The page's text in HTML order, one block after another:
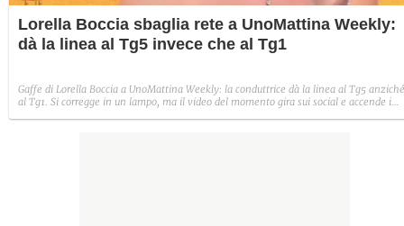
Lorella Boccia sbaglia rete a UnoMattina Weekly:
dà la linea al Tg5 invece che al Tg1
Gaffe di Lorella Boccia a UnoMattina Weekly: la conduttrice dà la linea al Tg5 anziché
al Tg1. Si corregge in un lampo, ma il video del momento gira sui social e accende i